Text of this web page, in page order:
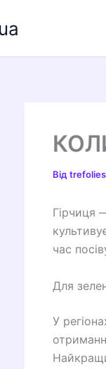
Від
Гірчиця
час
Для
У